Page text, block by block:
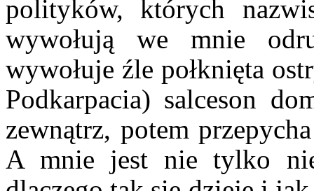
polityków, których
wywołują we mnie
wywołuje źle połknięta
Podkarpacia) salceson
zewnątrz, potem
A mnie jest nie tylko